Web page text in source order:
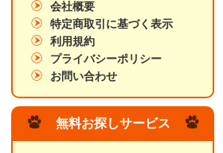
会社概要
特定商取引に基づく表示
利用規約
プライバシーポリシー
お問い合わせ
無料お探しサービス